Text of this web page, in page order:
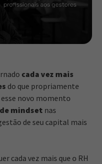
cada vez mais
do que propriamente
esse novo momento
mindset nas
de seu capital mais
cada vez mais que o RH